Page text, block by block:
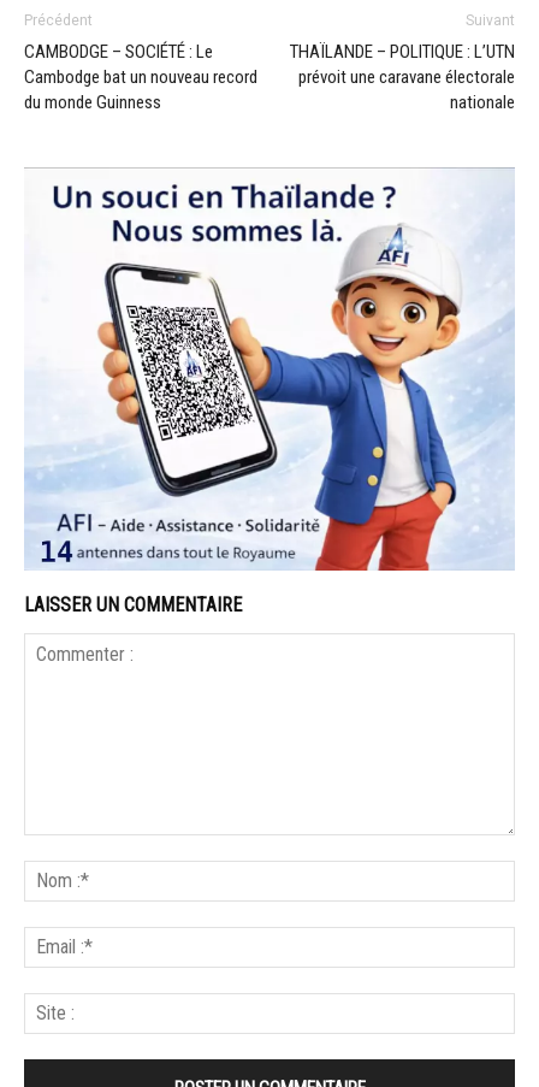
Précédent
CAMBODGE – SOCIÉTÉ : Le
Cambodge bat un nouveau record
du monde Guinness
Suivant
THAÏLANDE – POLITIQUE : L’UTN
prévoit une caravane électorale
nationale
LAISSER UN COMMENTAIRE